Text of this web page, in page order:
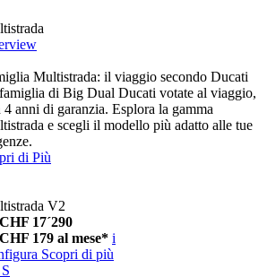
Multistrada: il viaggio secondo Ducati
di Big Dual Ducati votate al viaggio,
4 anni di garanzia. Esplora la gamma
e scegli il modello più adatto alle tue
di Più
V2
17´290
179 al mese* i
Scopri di più